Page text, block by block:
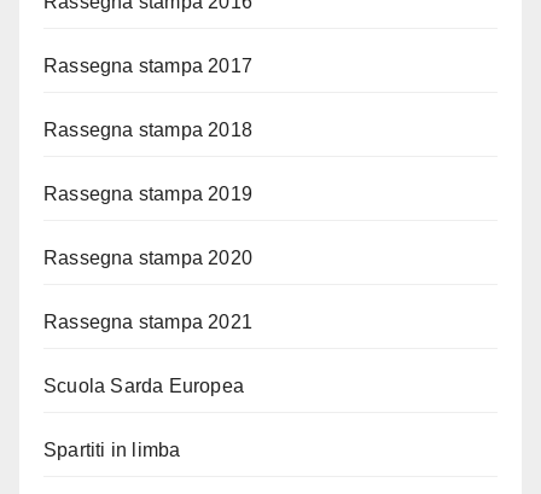
Rassegna stampa 2017
Rassegna stampa 2018
Rassegna stampa 2019
Rassegna stampa 2020
Rassegna stampa 2021
Scuola Sarda Europea
Spartiti in limba